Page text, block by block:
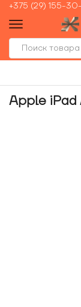
+375 (29) 155-
Apple iPad